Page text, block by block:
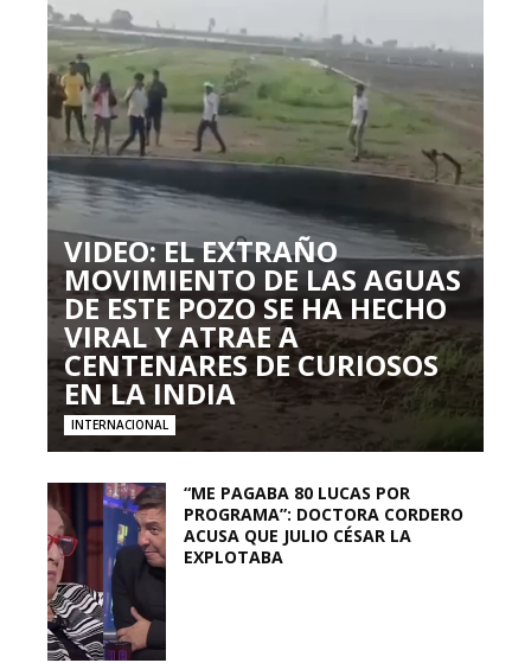
VIDEO: EL EXTRAÑO
MOVIMIENTO DE LAS AGUAS
DE ESTE POZO SE HA HECHO
VIRAL Y ATRAE A
CENTENARES DE CURIOSOS
EN LA INDIA
INTERNACIONAL
“ME PAGABA 80 LUCAS POR
PROGRAMA”: DOCTORA CORDERO
ACUSA QUE JULIO CÉSAR LA
EXPLOTABA